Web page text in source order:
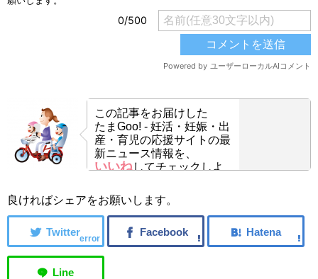
この記事をお届けした
たまGoo! - 妊活・妊娠・出
産・育児の応援サイトの最
新ニュース情報を、
いいねしてチェックしよ
良ければシェアをお願いします。
error